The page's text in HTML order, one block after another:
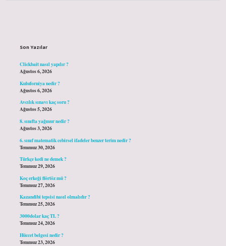
Son Yazılar
Clickbait nasıl yapılır ?
Ağustos 6, 2026
Kuluforniya nedir ?
Ağustos 6, 2026
Avcılık sınavı kaç soru ?
Ağustos 5, 2026
8. sınıfta yağmur nedir ?
Ağustos 3, 2026
6. sınıf matematik cebirsel ifadeler benzer terim nedir ?
Temmuz 30, 2026
Türkçe kedi ne demek ?
Temmuz 29, 2026
Koç erkeği flörtöz mü ?
Temmuz 27, 2026
Kazandibi tepsisi nasıl olmalıdır ?
Temmuz 25, 2026
3000dolar kaç TL ?
Temmuz 24, 2026
Hüccet belgesi nedir ?
Temmuz 23, 2026